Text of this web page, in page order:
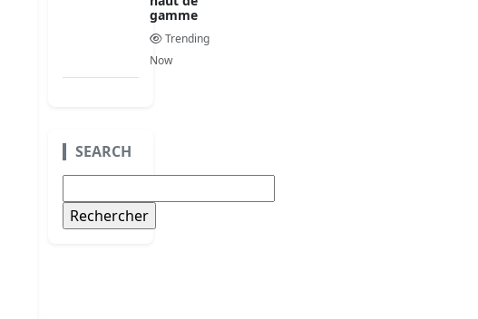
gamme
Trending
Now
SEARCH